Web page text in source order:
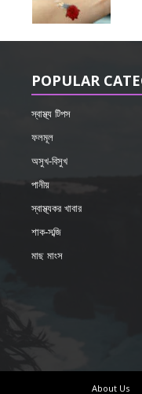
POPULAR
স্বাস্থ্য টিপস
ফলমূল
অসুখ-বিসুখ
পানীয়
স্বাস্থ্যকর খাবার
শাক-সব্জি
মাছ মাংস
About Us